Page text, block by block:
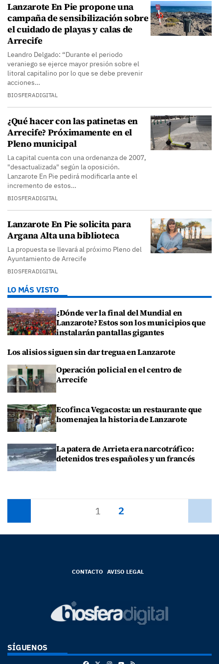
Lanzarote En Pie propone una
campaña de sensibilización sobre
el cuidado de playas y calas de
Arrecife
Leandro Delgado: “Durante el periodo
veraniego se ejerce mayor presión sobre el
litoral capitalino por lo que se debe prevenir
acciones…
BIOSFERADIGITAL
¿Qué hacer con las patinetas en
Arrecife? Próximamente en el
Pleno municipal
La capital cuenta con una ordenanza de 2007,
"desactualizada" según la oposición.
Lanzarote En Pie pedirá modificarla ante el
incremento de estos…
BIOSFERADIGITAL
Lanzarote En Pie solicita para
Argana Alta una biblioteca
La propuesta se llevará al próximo Pleno del
Ayuntamiento de Arrecife
BIOSFERADIGITAL
LO MÁS VISTO
¿Dónde ver la final del Mundial en
Lanzarote? Estos son los municipios que
instalarán pantallas gigantes
Los alisios siguen sin dar tregua en Lanzarote
Operación policial en el centro de
Arrecife
Ecofinca Vegacosta: un restaurante que
homenajea la historia de Lanzarote
La patera de Arrieta era narcotráfico:
detenidos tres españoles y un francés
1 2
CONTACTO AVISO LEGAL
SÍGUENOS